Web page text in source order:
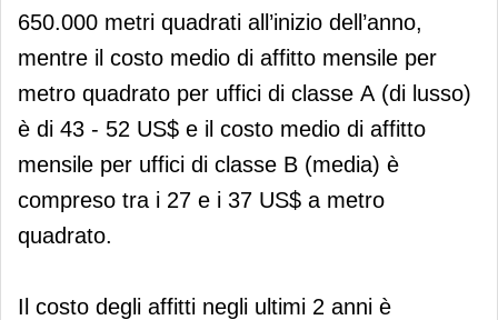
650.000 metri quadrati all’inizio dell’anno,
mentre il costo medio di affitto mensile per
metro quadrato per uffici di classe А (di lusso)
è di 43 - 52 US$ e il costo medio di affitto
mensile per uffici di classe B (media) è
compreso tra i 27 e i 37 US$ a metro
quadrato.
Il costo degli affitti negli ultimi 2 anni è